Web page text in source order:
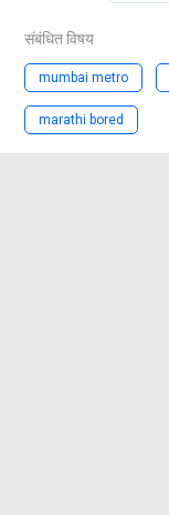
संबंधित विषय
mumbai metro
marathi bored